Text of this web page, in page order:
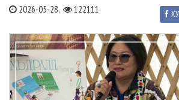
2026-05-28, 122111